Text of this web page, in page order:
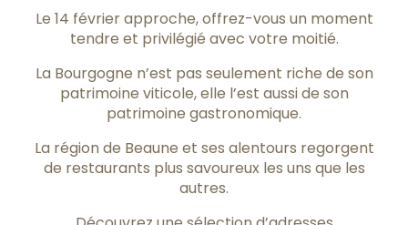
Le 14 février approche, offrez-vous un moment
tendre et privilégié avec votre moitié.
La Bourgogne n’est pas seulement riche de son
patrimoine viticole, elle l’est aussi de son
patrimoine gastronomique.
La région de Beaune et ses alentours regorgent
de restaurants plus savoureux les uns que les
autres.